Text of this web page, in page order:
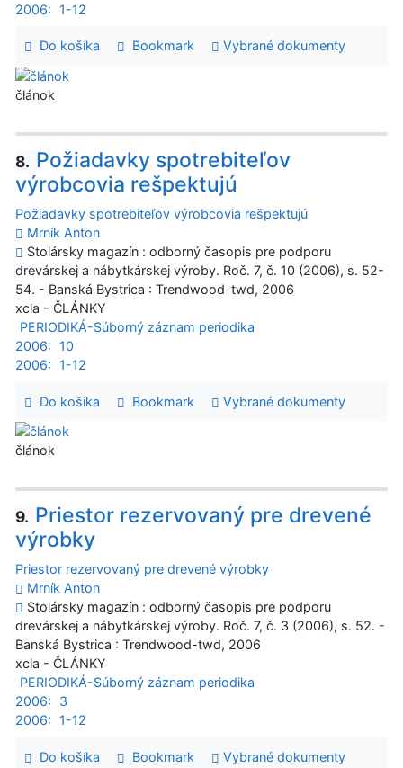
2006:
1-12
Do košíka Bookmark Vybrané dokumenty
článok
8. Požiadavky spotrebiteľov
výrobcovia rešpektujú
Požiadavky spotrebiteľov výrobcovia rešpektujú
Mrník Anton
Stolársky magazín : odborný časopis pre podporu
drevárskej a nábytkárskej výroby. Roč. 7, č. 10 (2006), s. 52-
54. - Banská Bystrica : Trendwood-twd, 2006
xcla - ČLÁNKY
PERIODIKÁ-Súborný záznam periodika
2006:
10
2006:
1-12
Do košíka Bookmark Vybrané dokumenty
článok
9. Priestor rezervovaný pre drevené
výrobky
Priestor rezervovaný pre drevené výrobky
Mrník Anton
Stolársky magazín : odborný časopis pre podporu
drevárskej a nábytkárskej výroby. Roč. 7, č. 3 (2006), s. 52. -
Banská Bystrica : Trendwood-twd, 2006
xcla - ČLÁNKY
PERIODIKÁ-Súborný záznam periodika
2006:
3
2006:
1-12
Do košíka Bookmark Vybrané dokumenty